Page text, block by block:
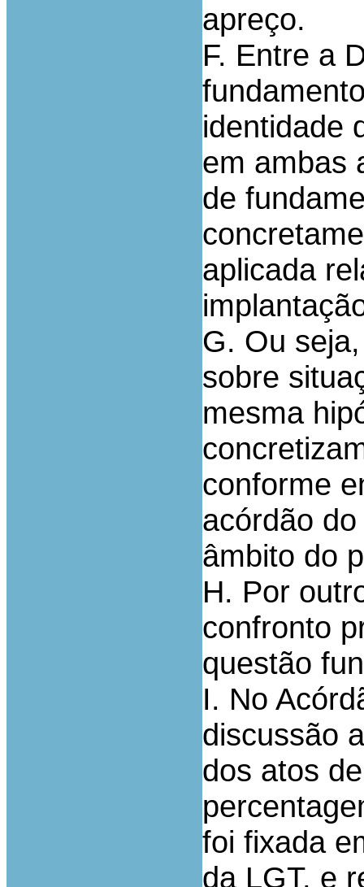
apreço.
F. Entre a
identidade
em ambas
de
aplicada
G. Ou
sobre
mesma
conforme
acórdão
âmbito do
H. Por
confronto
questão
I. No
discussão
dos atos
foi fixada
da LGT, e